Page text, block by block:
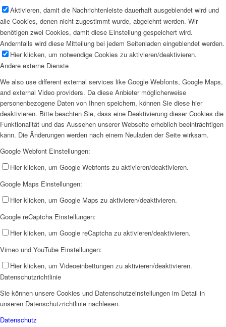
Aktivieren, damit die Nachrichtenleiste dauerhaft ausgeblendet wird und
alle Cookies, denen nicht zugestimmt wurde, abgelehnt werden. Wir
benötigen zwei Cookies, damit diese Einstellung gespeichert wird.
Andernfalls wird diese Mitteilung bei jedem Seitenladen eingeblendet werden.
Hier klicken, um notwendige Cookies zu aktivieren/deaktivieren.
Andere externe Dienste
We also use different external services like Google Webfonts, Google Maps,
and external Video providers. Da diese Anbieter möglicherweise
personenbezogene Daten von Ihnen speichern, können Sie diese hier
deaktivieren. Bitte beachten Sie, dass eine Deaktivierung dieser Cookies die
Funktionalität und das Aussehen unserer Webseite erheblich beeinträchtigen
kann. Die Änderungen werden nach einem Neuladen der Seite wirksam.
Google Webfont Einstellungen:
Hier klicken, um Google Webfonts zu aktivieren/deaktivieren.
Google Maps Einstellungen:
Hier klicken, um Google Maps zu aktivieren/deaktivieren.
Google reCaptcha Einstellungen:
Hier klicken, um Google reCaptcha zu aktivieren/deaktivieren.
Vimeo und YouTube Einstellungen:
Hier klicken, um Videoeinbettungen zu aktivieren/deaktivieren.
Datenschutzrichtlinie
Sie können unsere Cookies und Datenschutzeinstellungen im Detail in
unseren Datenschutzrichtlinie nachlesen.
Datenschutz